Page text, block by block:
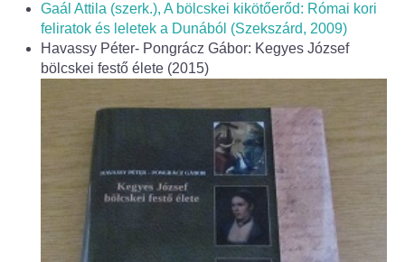
Központi orvosi ügyelet
Alapszolgáltatási Központ
Kultúra
IKSZT - Integrált Közösségi és Szolgáltató Tér
Könyvtár
Gaál Attila (szerk.), A bölcskei kikötőerőd: Római kori
feliratok és leletek a Dunából (Szekszárd, 2009)
Havassy Péter- Pongrácz Gábor: Kegyes József
bölcskei festő élete (2015)